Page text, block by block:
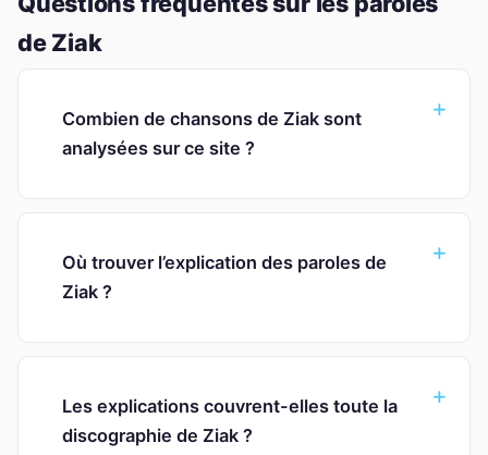
de Ziak
Combien de chansons de Ziak sont
analysées sur ce site ?
Où trouver l’explication des paroles de
Ziak ?
Les explications couvrent-elles toute la
discographie de Ziak ?